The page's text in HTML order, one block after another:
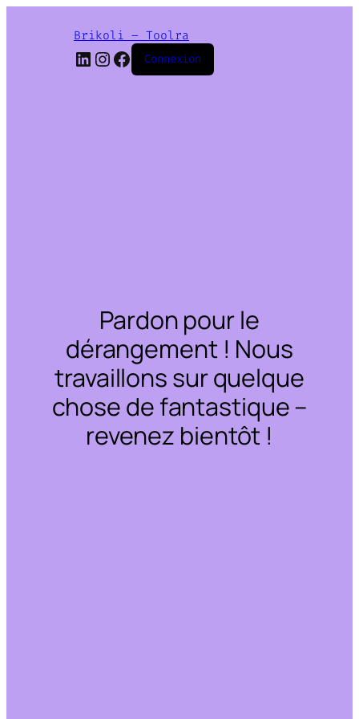
Brikoli – Toolra
LinkedIn
Instagram
Facebook
Connexion
Pardon pour le
dérangement ! Nous
travaillons sur quelque
chose de fantastique –
revenez bientôt !